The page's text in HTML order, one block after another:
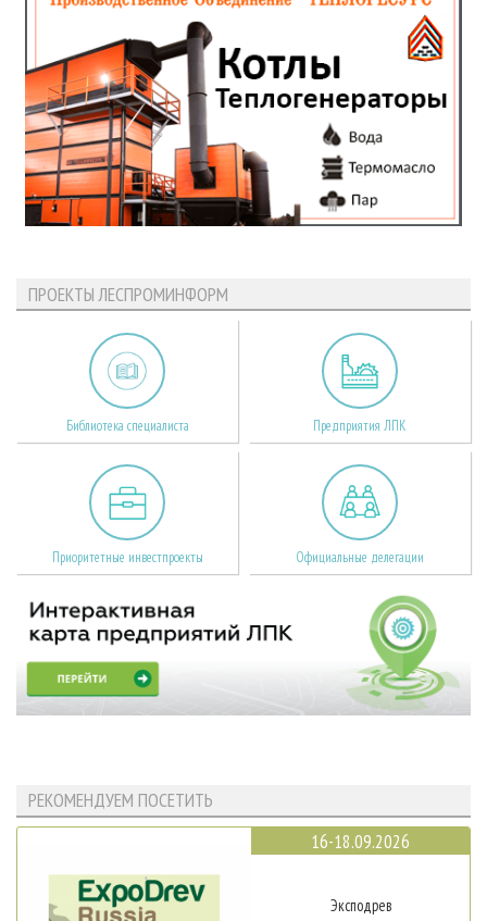
ПРОЕКТЫ ЛЕСПРОМИНФОРМ
Библиотека специалиста Предприятия ЛПК
Приоритетные инвестпроекты Официальные делегации
РЕКОМЕНДУЕМ ПОСЕТИТЬ
16-18.09.2026
Эксподрев